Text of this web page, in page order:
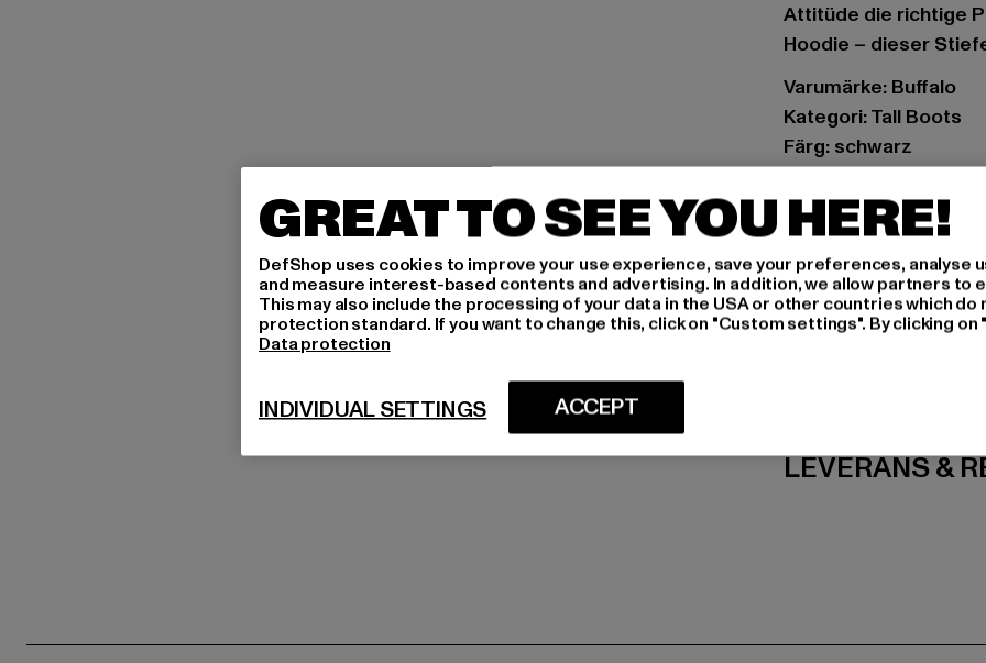
Attitüde die richtige
Hoodie – dieser
Varumärke: Buffalo
Kategori: Tall Boots
Färg: schwarz
Tillverkarens färg:
Art.nr: PD00010743-
Tillverkare: Buffalo
Schanzenstraße 41 |
LEVERANS &
GREAT TO SEE YOU HERE!
DefShop uses cookies to improve your use experience, save your preferences, analyse
and measure interest-based contents and advertising. In addition, we allow partners to
This may also include the processing of your data in the USA or other countries which do
protection standard. If you want to change this, click on "Custom settings". By clicking
Data protection
ACCEPT
INDIVIDUAL SETTINGS